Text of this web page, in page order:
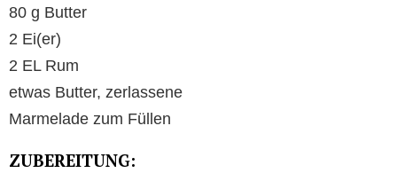
80 g Butter
2 Ei(er)
2 EL Rum
etwas Butter, zerlassene
Marmelade zum Füllen
ZUBEREITUNG: